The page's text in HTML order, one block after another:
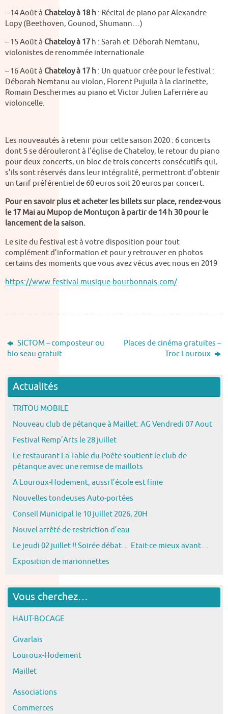
– 14 Août à Chateloy à 18 h : Récital de piano par Alexandre
Lopy (Beethoven, Gounod, Shumann…)
– 15 Août à Chateloy à 17 h : Sarah et Déborah Nemtanu,
violonistes de renommée internationale
– 16 Août à Chateloy à 17 h : Un quatuor crée pour le festival :
Déborah Nemtanu au violon, Florent Pujuila à la clarinette,
Romain Deschermes au piano et Victor Julien Laferrière au
violoncelle.
Les nouveautés à retenir pour cette saison 2020 : 6 concerts
dont 5 se dérouleront à l’église de Chateloy, le retour du piano
pour deux concerts, un bloc de trois concerts consécutifs qui,
s’ils sont réservés dans leur intégralité, permettront d’obtenir
un tarif préférentiel de 60 euros soit 20 euros par concert.
Pour en savoir plus et acheter les billets sur place, rendez-vous
le 17 Mai au Mupop de Montuçon à partir de 14 h 30 pour le
lancement de la saison.
Le site du festival est à votre disposition pour tout
complément d’information et pour y retrouver en photos
certains des moments que vous avez vécus avec nous en 2019
https://www.festival-musique-bourbonnais.com/
SICTOM – composteur ou
bio seau gratuit
Places de cinéma gratuites –
Troc Louroux
Actualités
TRITOU MOBILE
Nouveau club de pétanque à Maillet: AG Vendredi 07 Aout
Festival Remp’Arts le 28 juillet
Le restaurant La Table du Poête soutient le club de
pétanque avec une remise de maillots
A Louroux-Hodement, aussi l’école est finie
Nouvelles tondeuses Auto-portées
Conseil Municipal le 10 juillet 2026, 20H
Nouvel arrêté de restriction d’eau
Le jeudi 02 juillet !! Soirée débat… Etait-ce mieux avant…
Exposition de marionnettes
Vous cherchez…
HAUT-BOCAGE
Givarlais
Louroux-Hodement
Maillet
Associations
Commerces